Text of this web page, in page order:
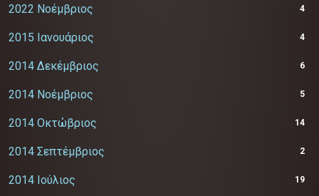
2022 Νοέμβριος 4
2015 Ιανουάριος 4
2014 Δεκέμβριος 6
2014 Νοέμβριος 5
2014 Οκτώβριος 14
2014 Σεπτέμβριος 2
2014 Ιούλιος 19